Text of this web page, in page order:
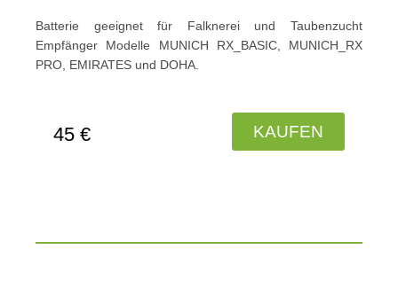
Batterie geeignet für Falknerei und Taubenzucht
Empfänger Modelle MUNICH RX_BASIC, MUNICH_RX
PRO, EMIRATES und DOHA.
45 € KAUFEN